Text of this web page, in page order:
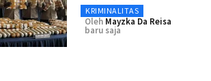
KRIMINALITAS
Oleh Mayzka Da Reisa
baru saja